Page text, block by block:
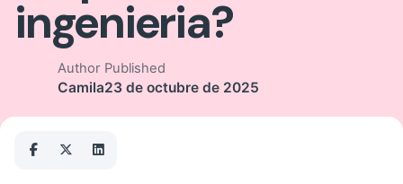
ingenieria?
Author
Camila
Published
23 de octubre de 2025